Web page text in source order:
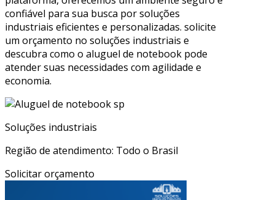
confiável para sua busca por soluções
industriais eficientes e personalizadas. solicite
um orçamento no soluções industriais e
descubra como o aluguel de notebook pode
atender suas necessidades com agilidade e
economia.
Soluções industriais
Região de atendimento: Todo o Brasil
Solicitar orçamento